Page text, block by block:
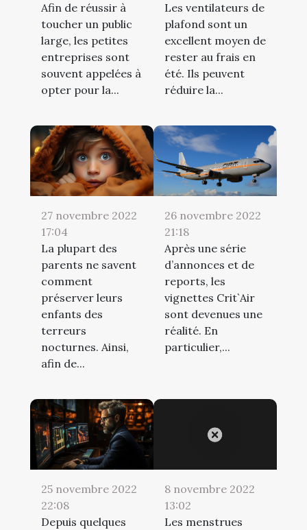
Afin de réussir à
toucher un public
large, les petites
entreprises sont
souvent appelées à
opter pour la...
Les ventilateurs de
plafond sont un
excellent moyen de
rester au frais en
été. Ils peuvent
réduire la...
27 novembre 2022
17:04
La plupart des
parents ne savent
comment
préserver leurs
enfants des
terreurs
nocturnes. Ainsi,
afin de...
26 novembre 2022
21:18
Après une série
d’annonces et de
reports, les
vignettes Crit`Air
sont devenues une
réalité. En
particulier,...
25 novembre 2022
22:08
Depuis quelques
8 novembre 2022
13:02
Les menstrues